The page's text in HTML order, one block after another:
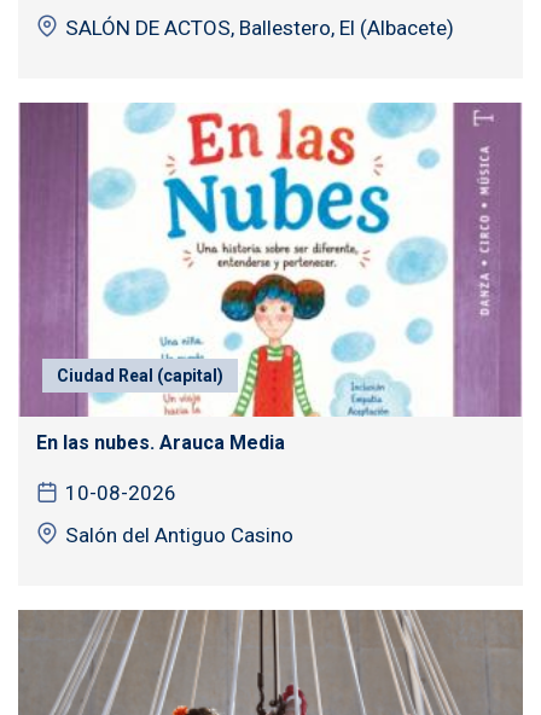
SALÓN DE ACTOS, Ballestero, El (Albacete)
Ciudad Real (capital)
En las nubes. Arauca Media
10-08-2026
Salón del Antiguo Casino